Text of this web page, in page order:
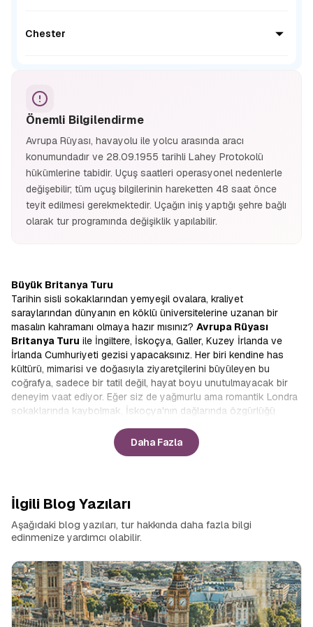
ufaklı mağaralardan oluşuyor.
heykelleri. İskoçya’nın sayesinde yükselen ve endüstriye
Chester
fotoğraflanan saatine ev sahipliği yapıyor. Eşsiz İngiliz
mimarisiyle keşfedilmesi gereken şehirlerden.
Önemli Bilgilendirme
Avrupa Rüyası, havayolu ile yolcu arasında aracı
konumundadır ve 28.09.1955 tarihli Lahey Protokolü
hükümlerine tabidir. Uçuş saatleri operasyonel nedenlerle
değişebilir; tüm uçuş bilgilerinin hareketten 48 saat önce
teyit edilmesi gerekmektedir. Uçağın iniş yaptığı şehre bağlı
olarak tur programında değişiklik yapılabilir.
Büyük Britanya Turu
Tarihin sisli sokaklarından yemyeşil ovalara, kraliyet
saraylarından dünyanın en köklü üniversitelerine uzanan bir
masalın kahramanı olmaya hazır mısınız? Avrupa Rüyası
Britanya Turu ile İngiltere, İskoçya, Galler, Kuzey İrlanda ve
İrlanda Cumhuriyeti gezisi yapacaksınız. Her biri kendine has
kültürü, mimarisi ve doğasıyla ziyaretçilerini büyüleyen bu
coğrafya, sadece bir tatil değil, hayat boyu unutulmayacak bir
deneyim vaat ediyor. Eğer siz de yağmurlu ama romantik Londra
sokaklarında kaybolmak, İskoçya'nın dağlarında özgürlüğü
dinlemek istiyorsanız, doğru yerdesiniz. Avrupa Rüyasının
titizlikle hazırladığı rotalar,
Britanya Tur Fırsatları
Zaman, modern gezginin en kıymetli hazinesidir. Avrupa Rüyası,
bu kıymetli zamanı en verimli şekilde kullanmanız için
Britanya Turu konseptini mükemmelleştirmiştir. İstanbul'dan
Londra'ya direkt uçuşla başlayan bu macera, sizi yorucu otobüs
sağlar. Uçaktan indiğiniz andan itibaren profesyonel rehberler
eşliğinde başlayan program, havalimanı transferlerinden
konaklamaya kadar her detayın düşünüldüğü bir konfor alanı
sunar. Britanya adasını baştan sona kat ederken şehirler arası
geçişlerdeki manzaraların tadını çıkarmak ve sadece anın keyfini
Daha Fazla
İlgili Blog Yazıları
Aşağıdaki blog yazıları, tur hakkında daha fazla bilgi
edinmenize yardımcı olabilir.